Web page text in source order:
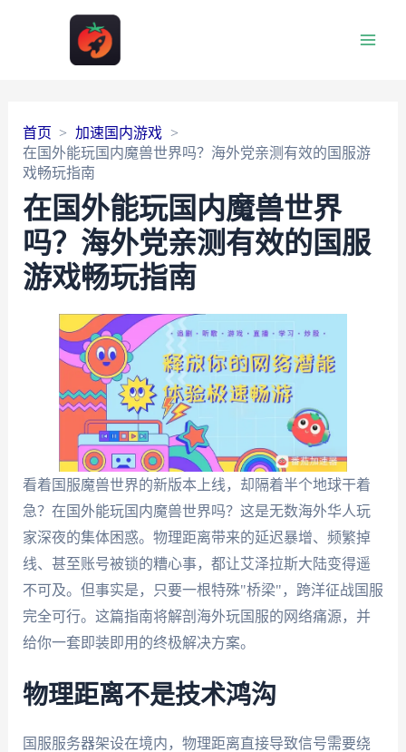
首页
加速国内游戏
在国外能玩国内魔兽世界吗？海外党亲测有效的国服游
戏畅玩指南
在国外能玩国内魔兽世界
吗？海外党亲测有效的国服
游戏畅玩指南
看着国服魔兽世界的新版本上线，却隔着半个地球干着
急？在国外能玩国内魔兽世界吗？这是无数海外华人玩
家深夜的集体困惑。物理距离带来的延迟暴增、频繁掉
线、甚至账号被锁的糟心事，都让艾泽拉斯大陆变得遥
不可及。但事实是，只要一根特殊"桥梁"，跨洋征战国服
完全可行。这篇指南将解剖海外玩国服的网络痛源，并
给你一套即装即用的终极解决方案。
物理距离不是技术鸿沟
国服服务器架设在境内，物理距离直接导致信号需要绕